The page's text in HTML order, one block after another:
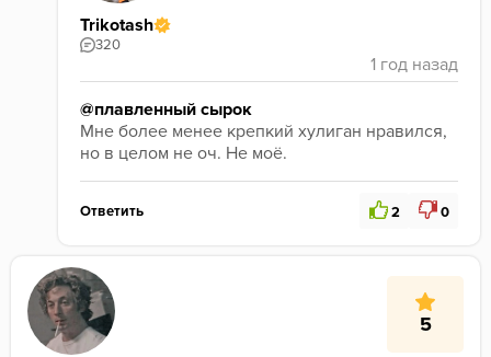
Trikotash
320
@плавленный сырок
Мне более менее крепкий хулиган нравился,
но в целом не оч. Не моё.
Ответить 2 0
5